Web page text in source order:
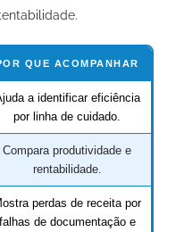
QUE ACOMPANHAR
a identificar eficiência
por linha de cuidado.
Compara produtividade e
rentabilidade.
perdas de receita por
falhas de documentação e